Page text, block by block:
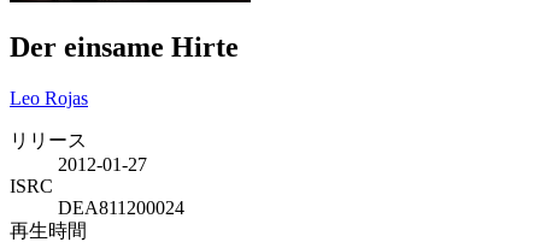
Der einsame Hirte
Leo Rojas
リリース
2012-01-27
ISRC
DEA811200024
再生時間